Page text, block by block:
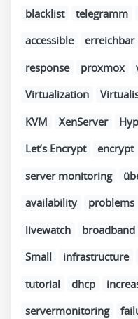
blacklist
telegramm
accessible
erreichbar
response
proxmox
Virtualization
KVM
XenServer
Let’s Encrypt
encrypt
server monitoring
availability
problems
livewatch
broadband
Small
infrastructure
tutorial
dhcp
servermonitoring